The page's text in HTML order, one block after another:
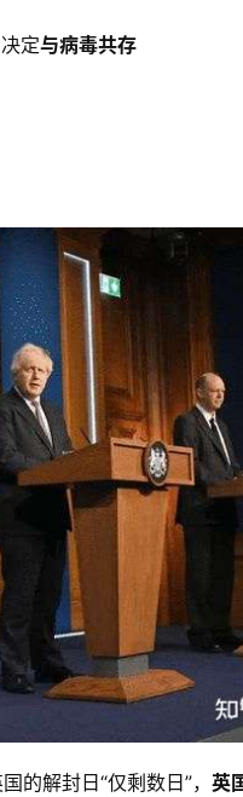
定与病毒共存
解封日“仅剩数日”， 英